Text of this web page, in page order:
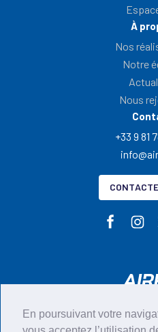
En poursuivant votre
À
Nos
Notre
Nous
+33 9 81